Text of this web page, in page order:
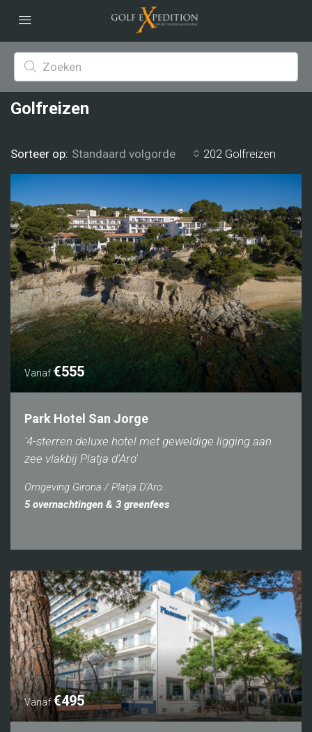
Golfreizen
202 Golfreizen
Sorteer op: Standaard volgorde
Vanaf€555
Park Hotel San Jorge
'4-sterren deluxe hotel met geweldige ligging aan
zee vlakbij Platja d'Aro'
Omgeving Girona / Platja D'Aro
5 overnachtingen & 3 greenfees
Vanaf€495